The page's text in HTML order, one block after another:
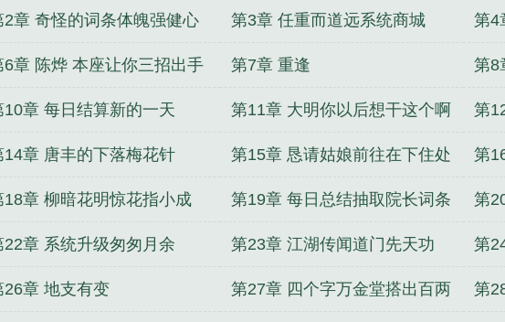
水师从破除邪术开始 东北匪事 大佬拿了人渣剧本 汉唐匈三国争霸
2章 奇怪的词条体魄强健心
手巧
第3章 任重而道远系统商城 第4
6章 陈烨 本座让你三招出手 第7章 重逢 第8
书
10章 每日结算新的一天 第11章 大明你以后想干这个啊 第
14章 唐丰的下落梅花针 第15章 恳请姑娘前往在下住处
畅谈一番
第
18章 柳暗花明惊花指小成 第19章 每日总结抽取院长词条 第
22章 系统升级匆匆月余 第23章 江湖传闻道门先天功 第
26章 地支有变 第27章 四个字万金堂搭出百两 第